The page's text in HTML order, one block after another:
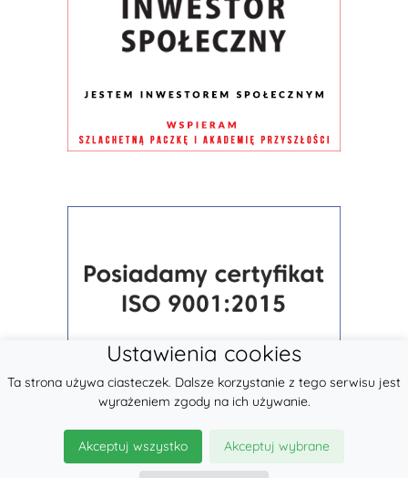
Ustawienia cookies
Ta strona używa ciasteczek. Dalsze korzystanie z tego serwisu jest
wyrażeniem zgody na ich używanie.
Akceptuj wszystko Akceptuj wybrane